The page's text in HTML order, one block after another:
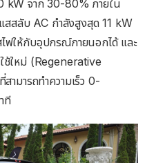
kW จาก 30-80% ภายใน
แสสลับ AC กำลังสูงสุด 11 kW
ฟให้กับอุปกรณ์ภายนอกได้ และ
ช้ใหม่ (Regenerative
มารถทำความเร็ว 0-
ที